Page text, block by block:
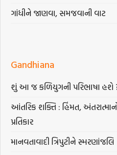
ગાંધીને જાણવા, સમજવાની વાટ
Gandhiana
શું આ જ કળિયુગની પરિભાષા હશે
આંતરિક શક્તિ : હિંમત,
પ્રતિકાર
માનવતાવાદી ત્રિપુટીને સ્મરણાંજલિ